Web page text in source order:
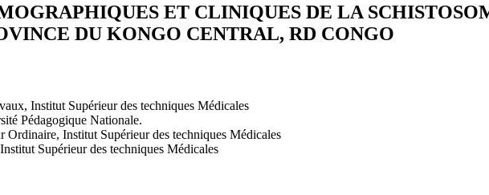
ET CLINIQUES DE LA
DU KONGO CENTRAL, RD CONGO
Institut Supérieur des techniques Médicales
Pédagogique Nationale.
Ordinaire, Institut Supérieur des techniques Médicales
Supérieur des techniques Médicales